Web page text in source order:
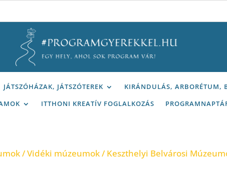
JÁTSZÓHÁZAK, JÁTSZÓTEREK KIRÁNDULÁS, ARBORÉTUM,
ITTHONI KREATÍV FOGLALKOZÁS
/Vidéki múzeumok/ Keszthelyi Belvárosi